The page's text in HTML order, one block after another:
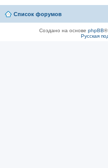
Список форумов
Создано на основе phpBB®
Русская